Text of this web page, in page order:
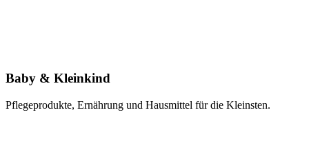
Baby & Kleinkind
Pflegeprodukte, Ernährung und Hausmittel für die Kleinsten.